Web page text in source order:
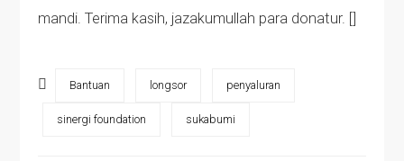
mandi. Terima kasih, jazakumullah para donatur. []
Bantuan longsor penyaluran
sinergi foundation sukabumi